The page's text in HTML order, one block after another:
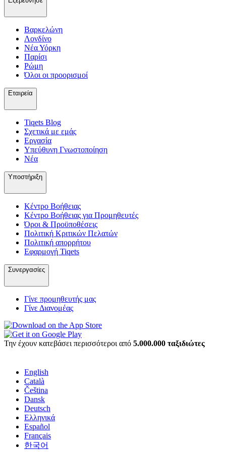
Βαρκελώνη
Λονδίνο
Νέα Υόρκη
Παρίσι
Ρώμη
Όλοι οι προορισμοί
Εταιρεία
Tiqets Βlog
Σχετικά με εμάς
Εργασία
Υπεύθυνη Γνωστοποίηση
Νέα
Υποστήριξη
Κέντρο Βοήθειας
Κέντρο Βοήθειας για Προμηθευτές
Όροι & Προϋποθέσεις
Πολιτική Κριτικών Πελατών
Πολιτική απορρήτου
Εφαρμογή Tiqets
Συνεργασίες
Γίνε προμηθευτής μας
Γίνε Διανομέας
Την έχουν κατεβάσει περισσότεροι από 5.000.000 ταξιδιώτες
English
Català
Čeština
Dansk
Deutsch
Ελληνικά
Español
Français
한국어